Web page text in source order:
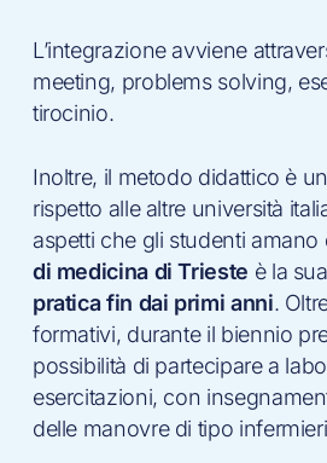
L’integrazione avviene
meeting, problems solving,
tirocinio.
Inoltre, il metodo didattico è
rispetto alle altre università
aspetti che gli studenti
di medicina di Trieste è la
pratica fin dai primi anni.
formativi, durante il biennio
possibilità di partecipare a
esercitazioni, con
delle manovre di tipo